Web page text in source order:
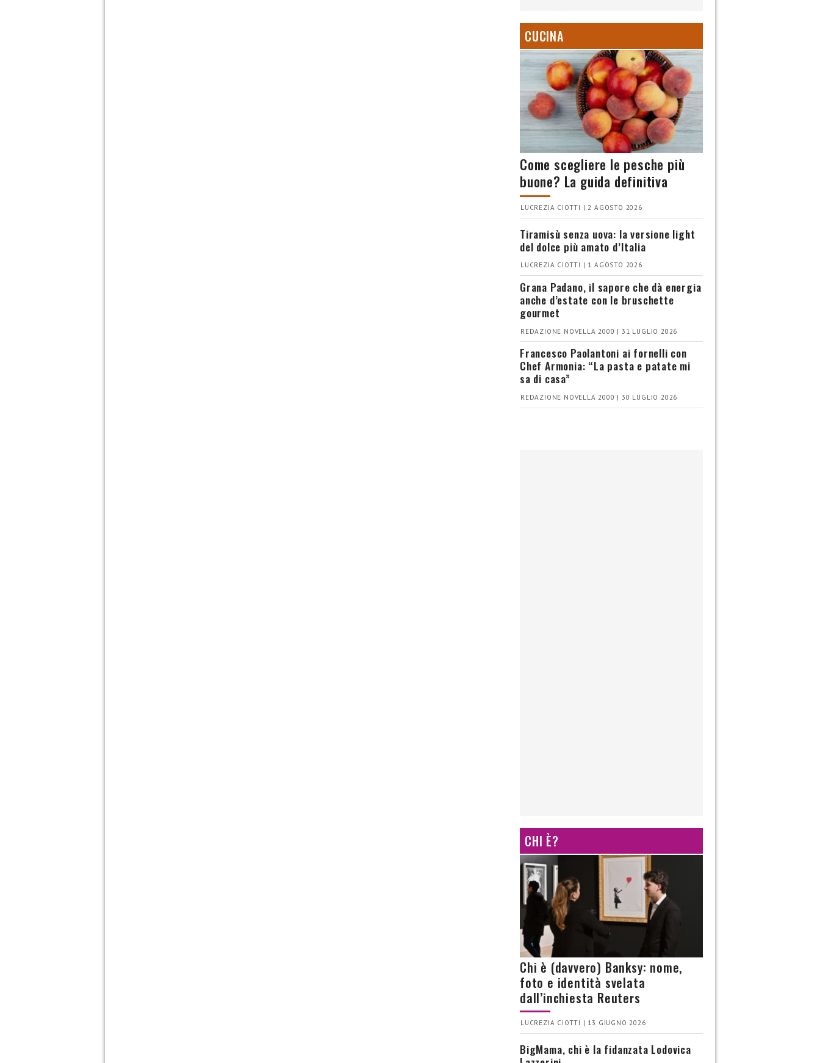
CUCINA
Come scegliere le pesche più
buone? La guida definitiva
LUCREZIA CIOTTI | 2 AGOSTO 2026
Tiramisù senza uova: la versione light
del dolce più amato d’Italia
LUCREZIA CIOTTI | 1 AGOSTO 2026
Grana Padano, il sapore che dà energia
anche d’estate con le bruschette
gourmet
REDAZIONE NOVELLA 2000 | 31 LUGLIO 2026
Francesco Paolantoni ai fornelli con
Chef Armonia: “La pasta e patate mi
sa di casa”
REDAZIONE NOVELLA 2000 | 30 LUGLIO 2026
CHI È?
Chi è (davvero) Banksy: nome,
foto e identità svelata
dall’inchiesta Reuters
LUCREZIA CIOTTI | 13 GIUGNO 2026
BigMama, chi è la fidanzata Lodovica